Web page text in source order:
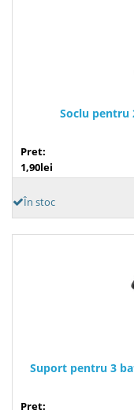
Soclu pentru
Pret:
1,90lei
În stoc
Suport pentru 3
Pret: